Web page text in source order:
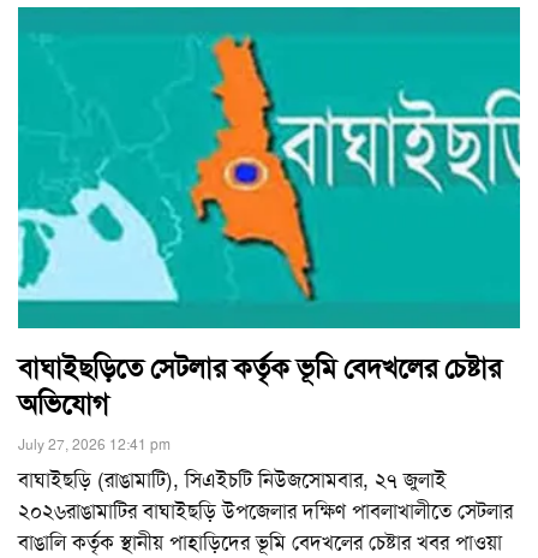
বাঘাইছড়িতে সেটলার কর্তৃক ভূমি বেদখলের চেষ্টার
অভিযোগ
July 27, 2026 12:41 pm
বাঘাইছড়ি (রাঙামাটি), সিএইচটি নিউজসোমবার, ২৭ জুলাই
২০২৬রাঙামাটির বাঘাইছড়ি উপজেলার দক্ষিণ পাবলাখালীতে সেটলার
বাঙালি কর্তৃক স্থানীয় পাহাড়িদের ভূমি বেদখলের চেষ্টার খবর পাওয়া